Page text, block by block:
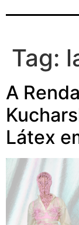
Tag:
A
Látex